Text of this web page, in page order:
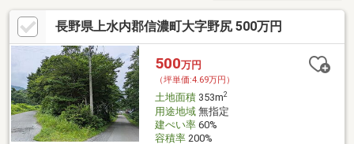
長野県上水内郡信濃町大字野尻 500万円
500万円
（坪単価:4.69万円）
土地面積353m2
用途地域無指定
建ぺい率60%
容積率200%